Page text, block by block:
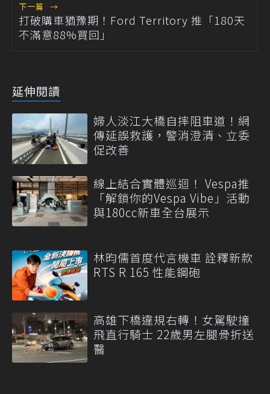
下一篇 →
打破購車猶豫期！Ford Territory 推「180天
不滿意88%買回」
延伸閱讀
婦人淡江大橋自摔阻車道！網
傳延誤救護，警消澄清、立委
促改善
線上結合實體巡迴！ Vespa推
「解鎖你的Vespa Vibe」活動
與180cc新車全台展示
林昀儒首度代言機車 詮釋新款
RTS R 165 性能鋼砲
高雄下橋違規右轉！女駕駛撞
飛直行騎士 22歲男左腿骨折送
醫